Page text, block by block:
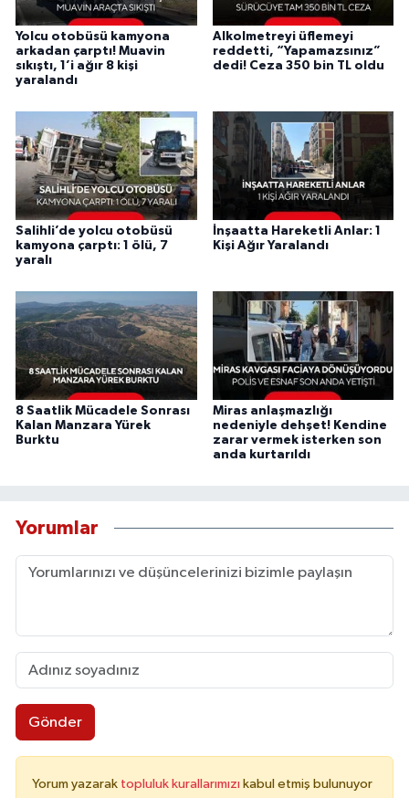
Yolcu otobüsü kamyona
arkadan çarptı! Muavin
sıkıştı, 1’i ağır 8 kişi
yaralandı
Alkolmetreyi üflemeyi
reddetti, “Yapamazsınız”
dedi! Ceza 350 bin TL oldu
Salihli’de yolcu otobüsü
kamyona çarptı: 1 ölü, 7
yaralı
İnşaatta Hareketli Anlar: 1
Kişi Ağır Yaralandı
8 Saatlik Mücadele Sonrası
Kalan Manzara Yürek
Burktu
Miras anlaşmazlığı
nedeniyle dehşet! Kendine
zarar vermek isterken son
anda kurtarıldı
Yorumlar
Gönder
Yorum yazarak topluluk kurallarımızı kabul etmiş bulunuyor